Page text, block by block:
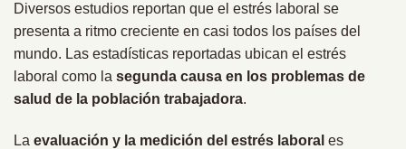
Diversos estudios reportan que el estrés laboral se
presenta a ritmo creciente en casi todos los países del
mundo. Las estadísticas reportadas ubican el estrés
laboral como la segunda causa en los problemas de
salud de la población trabajadora.
La evaluación y la medición del estrés laboral es